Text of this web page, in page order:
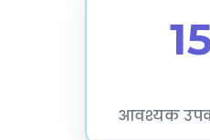
आवश्यक